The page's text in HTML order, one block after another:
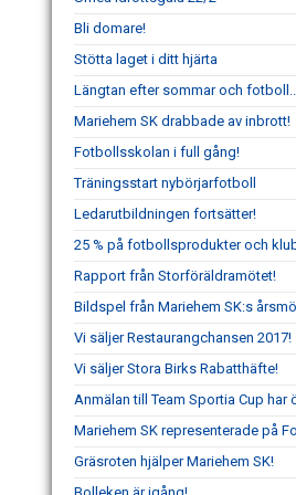
Bli domare!
Stötta laget i ditt hjärta
Längtan efter sommar och
Mariehem SK drabbade av inbrott!
Fotbollsskolan i full gång!
Träningsstart nybörjarfotboll
Ledarutbildningen fortsätter!
25 % på fotbollsprodukter och
Rapport från Storföräldramötet!
Bildspel från Mariehem SK:s
Vi säljer Restaurangchansen 2017!
Vi säljer Stora Birks Rabatthäfte!
Anmälan till Team Sportia Cup har
Mariehem SK representerade på
Gräsroten hjälper Mariehem SK!